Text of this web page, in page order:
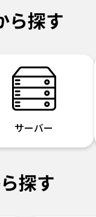
ら探す
サーバー
探す